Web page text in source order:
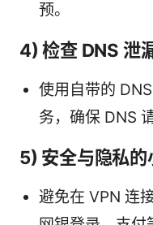
预。
4) 检查 DNS 泄
使用自带的
务，确保 DNS
5) 安全与隐私的
避免在 VPN 连